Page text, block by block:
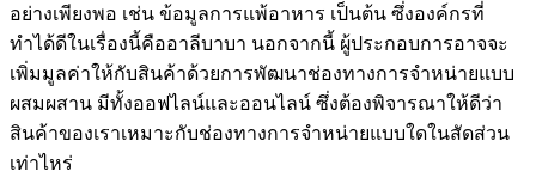
อย่างเพียงพอ เช่น ข้อมูลการแพ้อาหาร เป็นต้น ซึ่งองค์กรที่
ทำได้ดีในเรื่องนี้คืออาลีบาบา นอกจากนี้ ผู้ประกอบการอาจจะ
เพิ่มมูลค่าให้กับสินค้าด้วยการพัฒนาช่องทางการจำหน่ายแบบ
ผสมผสาน มีทั้งออฟไลน์และออนไลน์ ซึ่งต้องพิจารณาให้ดีว่า
สินค้าของเราเหมาะกับช่องทางการจำหน่ายแบบใดในสัดส่วน
เท่าไหร่